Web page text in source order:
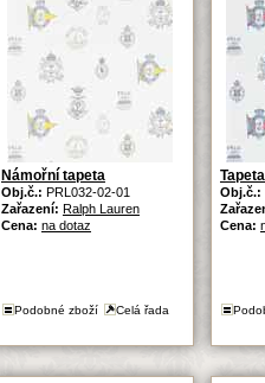
Námořní tapeta
Obj.č.: PRL032-02-01
Zařazení: Ralph Lauren
Cena: na dotaz
Podobné zboží Celá řada
Obj.č.:
Cena: